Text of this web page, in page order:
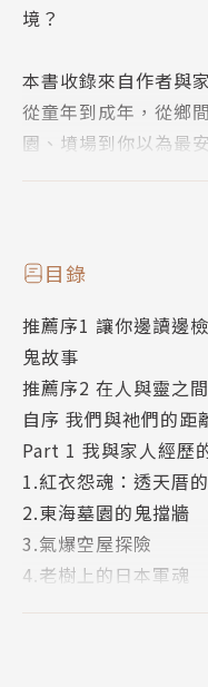
境？
本書收錄來自作者與
從童年到成年，從鄉
園、墳場到你以為最
這不是虛構小說，每
◆老樹上的日本軍魂
◆墓園深處的「鬼擋
◆畢業旅行中「福X
◆被因果業力耽誤的
鬼屋、嬰靈、亡靈跟
鬼……都曾真實上演。
有些鬼不嚇人，有些
一次與「另一個世界
目錄
推薦序1 讓你邊讀邊
鬼故事
推薦序2 在人與靈之
自序 我們與祂們的距
Part 1 我與家人經歷
1.紅衣怨魂：透天厝
2.東海墓園的鬼擋牆
3.氣爆空屋探險
4.老樹上的日本軍魂
6.邪靈奪舍：坐在墓
7.吹狗螺：來自另一